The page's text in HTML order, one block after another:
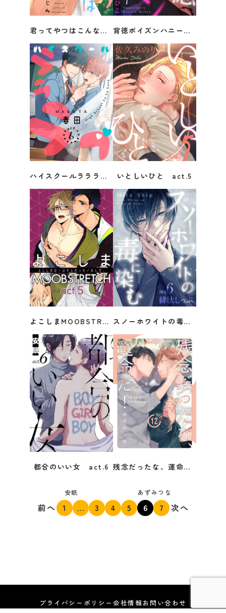
君ってやつはこんなにも act.5
文川じみ
背徳ポイズンハニー act.1
烏丸ピヨひこ
ハイスクールラララブ act.6
春田
いとしいひと act.5
佐久みのり
よこしまMOOBSTRETCH act.5
おしず。
スノーホワイトの毒に染む act.6
緋汰しっぷ
都合のいい女 act.6
安眠
残念だったな、運命だ！ act.12
あずみつな
前へ 1 … 3 4 5 6 7 次へ
プライバシーポリシー 会社情報お問い合わせ